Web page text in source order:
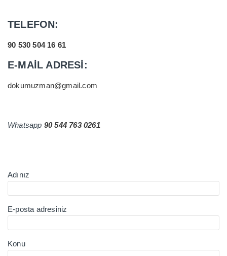
TELEFON:
90 530 504 16 61
E-MAİL ADRESİ:
dokumuzman@gmail.com
Whatsapp 90 544 763 0261
Adınız
E-posta adresiniz
Konu